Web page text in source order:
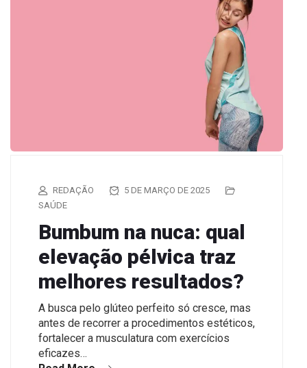
REDAÇÃO
5 DE MARÇO DE 2025
SAÚDE
Bumbum na nuca: qual
elevação pélvica traz
melhores resultados?
A busca pelo glúteo perfeito só cresce, mas
antes de recorrer a procedimentos estéticos,
fortalecer a musculatura com exercícios
eficazes…